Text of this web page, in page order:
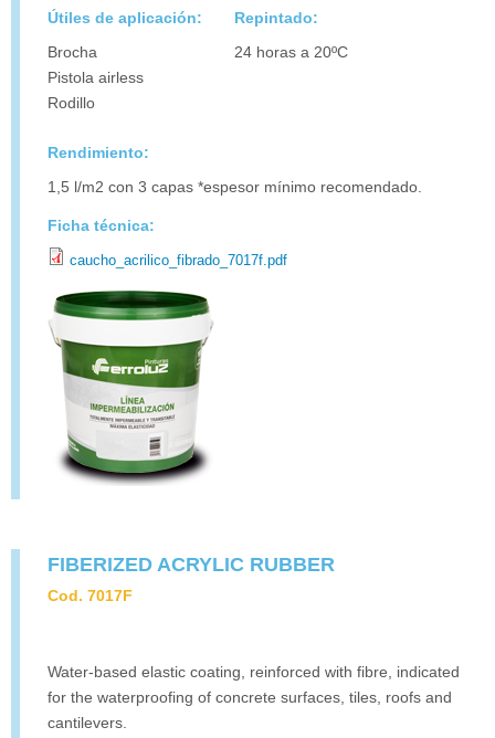
Útiles de aplicación:
Brocha
Pistola airless
Rodillo
Repintado:
24 horas a 20ºC
Rendimiento:
1,5 l/m2 con 3 capas *espesor mínimo recomendado.
Ficha técnica:
caucho_acrilico_fibrado_7017f.pdf
FIBERIZED ACRYLIC RUBBER
Cod. 7017F
Water-based elastic coating, reinforced with fibre, indicated
for the waterproofing of concrete surfaces, tiles, roofs and
cantilevers.